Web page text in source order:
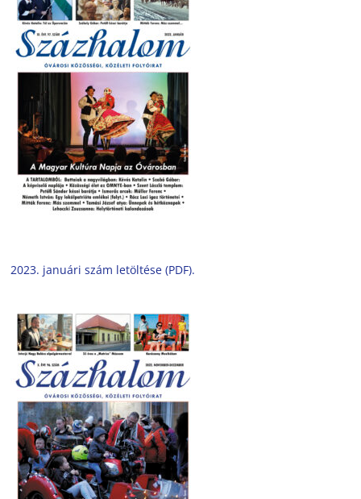
2023. januári szám letöltése (PDF).